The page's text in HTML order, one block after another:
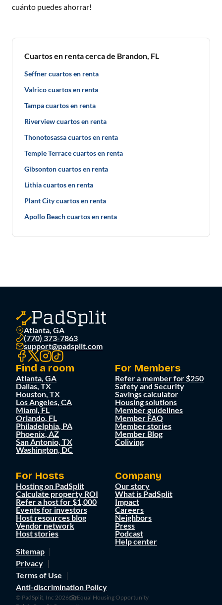
cuánto puedes ahorrar!
Cuartos en renta cerca de Brandon, FL
Seffner cuartos en renta
Valrico cuartos en renta
Tampa cuartos en renta
Riverview cuartos en renta
Thonotosassa cuartos en renta
Temple Terrace cuartos en renta
Gibsonton cuartos en renta
Lithia cuartos en renta
Plant City cuartos en renta
Apollo Beach cuartos en renta
Atlanta, GA
(770) 373-7863
support@padsplit.com
Find a room
Atlanta, GA
Dallas, TX
Houston, TX
Los Angeles, CA
Miami, FL
Orlando, FL
Philadelphia, PA
Phoenix, AZ
San Antonio, TX
Washington, DC
For Members
Refer a member for $250
Safety and Security
Savings calculator
Housing solutions
Member guidelines
Member FAQ
Member stories
Member Blog
Coliving
For Hosts
Hosting on PadSplit
Calculate property ROI
Refer a host for $1,000
Events for investors
Host resources blog
Vendor network
Host stories
Company
Our story
What is PadSplit
Impact
Careers
Neighbors
Press
Podcast
Help center
Sitemap
Privacy
Terms of Use
Anti-discrimination Policy
© PadSplit, Inc 2026
Equal Housing Opportunity